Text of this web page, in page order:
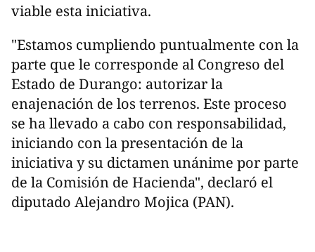
viable esta iniciativa.
"Estamos cumpliendo puntualmente con la
parte que le corresponde al Congreso del
Estado de Durango: autorizar la
enajenación de los terrenos. Este proceso
se ha llevado a cabo con responsabilidad,
iniciando con la presentación de la
iniciativa y su dictamen unánime por parte
de la Comisión de Hacienda", declaró el
diputado Alejandro Mojica (PAN).